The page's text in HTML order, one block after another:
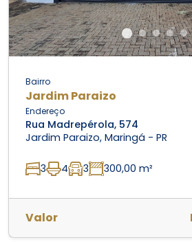
Bairro
Jardim Paraizo
Endereço
Rua Madrepérola, 574
Jardim Paraizo, Maringá - PR
3 4 3 300,00 m²
Valor